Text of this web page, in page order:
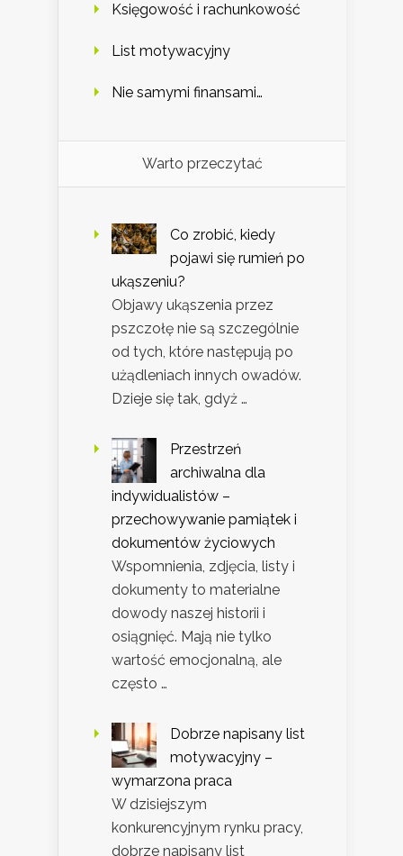
Księgowość i rachunkowość
List motywacyjny
Nie samymi finansami…
Warto przeczytać
Co zrobić, kiedy
pojawi się rumień po
ukąszeniu?
Objawy ukąszenia przez
pszczołę nie są szczególnie
od tych, które następują po
użądleniach innych owadów.
Dzieje się tak, gdyż …
Przestrzeń
archiwalna dla
indywidualistów –
przechowywanie pamiątek i
dokumentów życiowych
Wspomnienia, zdjęcia, listy i
dokumenty to materialne
dowody naszej historii i
osiągnięć. Mają nie tylko
wartość emocjonalną, ale
często …
Dobrze napisany list
motywacyjny –
wymarzona praca
W dzisiejszym
konkurencyjnym rynku pracy,
dobrze napisany list